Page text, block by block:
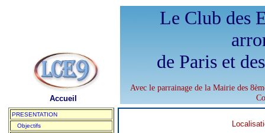
Accueil
Le Club des
de Paris et
Avec le parrainage de la Mairie des
PRESENTATION
Objectifs